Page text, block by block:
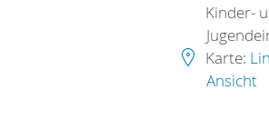
Kinder-
Karte:
Ansicht